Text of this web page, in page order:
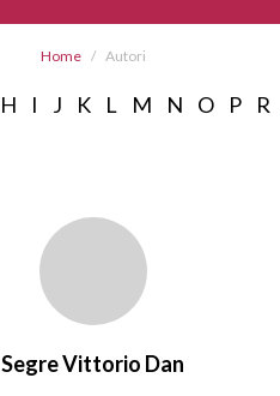
Home Autori
H I J K L M N O P R
Segre Vittorio Dan